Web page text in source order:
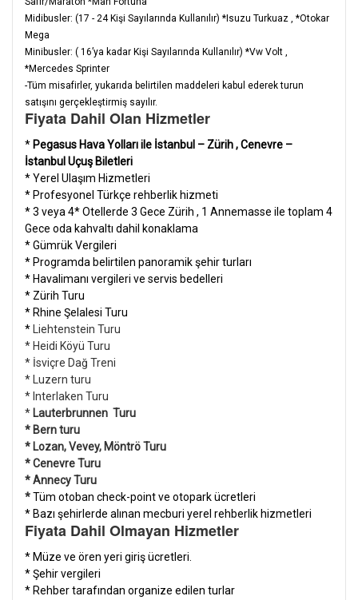
Midibusler: (17 - 24 Kişi Sayılarında Kullanılır) *Isuzu Turkuaz , *Otokar
Mega
Minibusler: ( 16’ya kadar Kişi Sayılarında Kullanılır) *Vw Volt ,
*Mercedes Sprinter
-Tüm misafirler, yukarıda belirtilen maddeleri kabul ederek turun
satışını gerçekleştirmiş sayılır.
Fiyata Dahil Olan Hizmetler
* Pegasus Hava Yolları ile İstanbul – Zürih , Cenevre –
İstanbul Uçuş Biletleri
* Yerel Ulaşım Hizmetleri
* Profesyonel Türkçe rehberlik hizmeti
* 3 veya 4* Otellerde 3 Gece Zürih , 1 Annemasse ile toplam 4
Gece oda kahvaltı dahil konaklama
* Gümrük Vergileri
* Programda belirtilen panoramik şehir turları
* Havalimanı vergileri ve servis bedelleri
* Zürih Turu
* Rhine Şelalesi Turu
*
Liehtenstein Turu
* Heidi Köyü Turu
* İsviçre Dağ Treni
* Luzern turu
* Interlaken Turu
* Lauterbrunnen Turu
* Bern turu
* Lozan, Vevey, Möntrö Turu
* Cenevre Turu
* Annecy Turu
*Tüm otoban check-point ve otopark ücretleri
* Bazı şehirlerde alınan mecburi yerel rehberlik hizmetleri
Fiyata Dahil Olmayan Hizmetler
* Müze ve ören yeri giriş ücretleri.
* Şehir vergileri
* Rehber tarafından organize edilen turlar